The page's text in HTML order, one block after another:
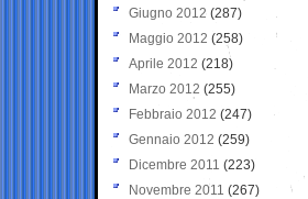
Giugno 2012 (287)
Maggio 2012 (258)
Aprile 2012 (218)
Marzo 2012 (255)
Febbraio 2012 (247)
Gennaio 2012 (259)
Dicembre 2011 (223)
Novembre 2011 (267)